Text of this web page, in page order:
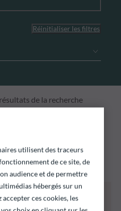
Réinitialiser les filtres
résultats de la recherche
ceux qui pourraient
d’investissement
présentent notamment
utilisent des traceurs
de ce site, de
audience et de permettre
hébergés sur un
ces cookies, les